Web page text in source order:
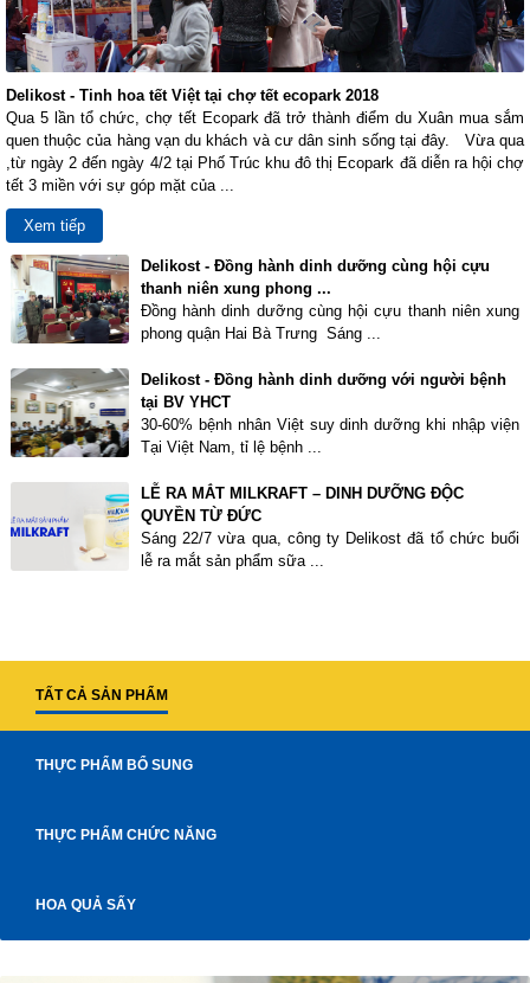
Delikost - Tinh hoa tết Việt tại chợ tết ecopark 2018
Qua 5 lần tổ chức, chợ tết Ecopark đã trở thành điểm du Xuân mua sắm
quen thuộc của hàng vạn du khách và cư dân sinh sống tại đây. Vừa qua
,từ ngày 2 đến ngày 4/2 tại Phố Trúc khu đô thị Ecopark đã diễn ra hội chợ
tết 3 miền với sự góp mặt của ...
Xem tiếp
Delikost - Đồng hành dinh dưỡng cùng hội cựu
thanh niên xung phong ...
Đồng hành dinh dưỡng cùng hội cựu thanh niên xung
phong quận Hai Bà Trưng Sáng ...
Delikost - Đồng hành dinh dưỡng với người bệnh
tại BV YHCT
30-60% bệnh nhân Việt suy dinh dưỡng khi nhập viện
Tại Việt Nam, tỉ lệ bệnh ...
LỄ RA MẮT MILKRAFT – DINH DƯỠNG ĐỘC
QUYỀN TỪ ĐỨC
Sáng 22/7 vừa qua, công ty Delikost đã tổ chức buổi
lễ ra mắt sản phẩm sữa ...
TẤT CẢ SẢN PHẨM
THỰC PHẨM BỔ SUNG
THỰC PHẨM CHỨC NĂNG
HOA QUẢ SẤY